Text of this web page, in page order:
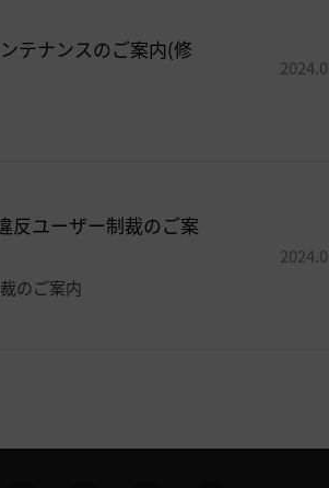
テナンスのご案内(修
反ユーザー制裁のご案
のご案内